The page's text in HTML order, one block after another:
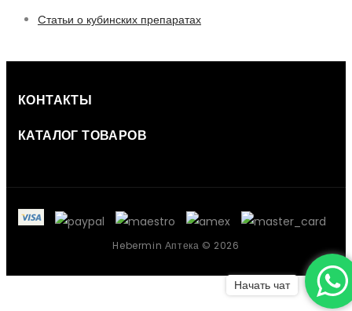
Cтатьи о кубинских препаратах
Начать чат
КОНТАКТЫ
КАТАЛОГ ТОВАРОВ
Hebermin Аптека © 2026